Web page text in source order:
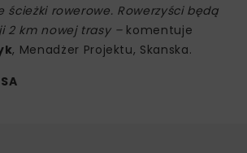
ścieżki rowerowe. Rowerzyści będą
2 km nowej trasy –komentuje
, Menadżer Projektu, Skanska.